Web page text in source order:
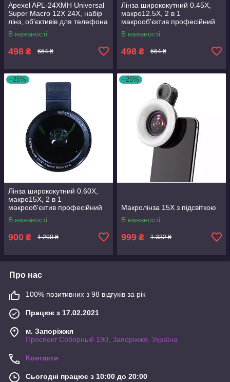
Apexel APL-24XMH Universal
Super Macro 12X 24X, набір
лінз, об'єктивів для телефона
В наявності
498 ₴ 664 ₴
Лінза ширококутний 0.45X,
макро12.5X, 2 в 1
макрооб'єктив професійний
HD об'єктив для камери
телефона
В наявності
498 ₴ 664 ₴
–25%
Лінза ширококутний 0.60X,
макро15X, 2 в 1
макрооб'єктив професійний
4K HD об'єктив для камери
телефона
В наявності
900 ₴ 1 200 ₴
–25%
Макролінза 15X з підсвіткою
В наявності
999 ₴ 1 332 ₴
Про нас
100% позитивних з 98 відгуків за рік
Працює з 17.02.2021
м. Запоріжжя
Проспект Соборный 190, Запоріжжя, Україна
Контакти
Сьогодні працює з 10:00 до 20:00